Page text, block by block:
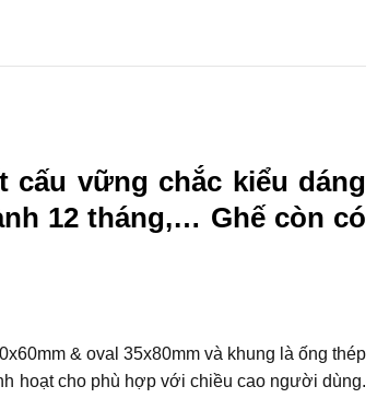
cấu vững chắc kiểu dáng
12 tháng,… Ghế còn có
& oval 35x80mm và khung là ống thép
hoạt cho phù hợp với chiều cao người dùng.